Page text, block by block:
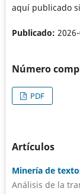
aquí publicado
Publicado:
Número
PDF
Artículos
Minería de
Análisis de la